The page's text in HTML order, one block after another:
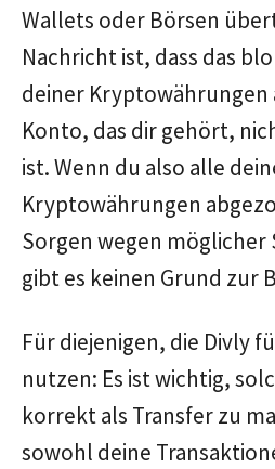
Wallets oder Börsen
Nachricht ist, dass das
deiner Kryptowährungen
Konto, das dir gehört,
ist. Wenn du also alle
Kryptowährungen
Sorgen wegen möglicher
gibt es keinen Grund zur
Für diejenigen, die Divly
nutzen: Es ist wichtig,
korrekt als Transfer zu
sowohl deine